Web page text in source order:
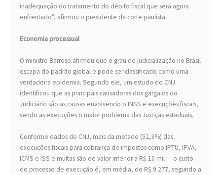
inadequação do tratamento do débito fiscal que será agora
enfrentado”, afirmou o presidente da corte paulista.
Economia processual
O ministro Barroso afirmou que o grau de judicialização no Brasil
escapa do padrão global e pode ser classificado como uma
verdadeira epidemia. Segundo ele, um estudo do CNJ
identificou que as principais causadoras dos gargalos do
Judiciário são as causas envolvendo o INSS e execuções fiscais,
sendo as execuções o maior problema das Justiças estaduais.
Conforme dados do CNJ, mais da metade (52,3%) das
execuções fiscais para cobrança de impostos como IPTU, IPVA,
ICMS e ISS e multas são de valor inferior a R$ 10 mil — o custo
do processo de execução é, em média, de R$ 9.277, segundo a